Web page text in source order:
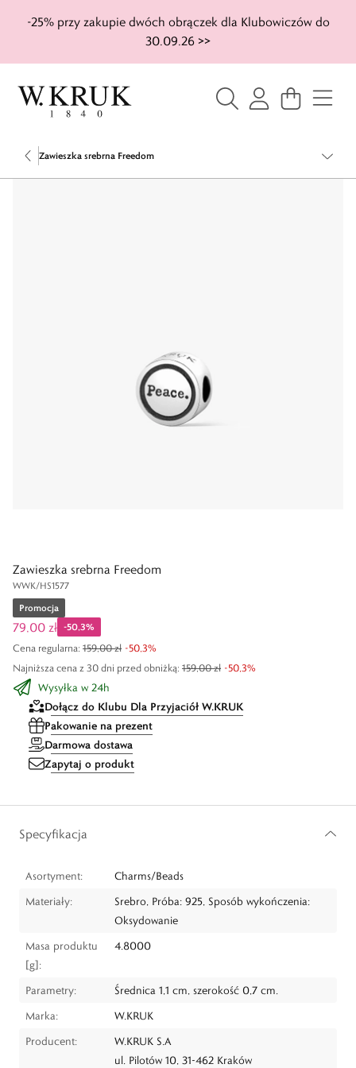
-25% przy zakupie dwóch obrączek dla Klubowiczów do
30.09.26 >>
Zawieszka srebrna Freedom
Zawieszka srebrna Freedom
WWK/HS1577
Promocja
79,00 zł -50,3%
Najniższa cena z 30 dni przed obniżką: 159,00 zł -50,3%
Cena regularna: 159,00 zł -50,3%
Wysyłka w 24h
Dołącz do Klubu Dla Przyjaciół W.KRUK
Pakowanie na prezent
Darmowa dostawa
Zapytaj o produkt
Specyfikacja
Asortyment:
Charms/Beads
Materiały:
Srebro, Próba: 925, Sposób wykończenia:
Oksydowanie
Masa produktu
[g]:
4.8000
Parametry:
Średnica 1,1 cm, szerokość 0,7 cm.
Marka:
W.KRUK
Producent:
W.KRUK S.A
ul. Pilotów 10, 31-462 Kraków